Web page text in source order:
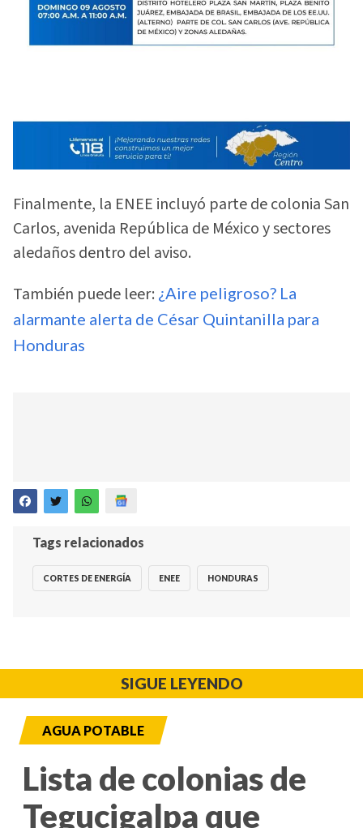
Finalmente, la ENEE incluyó parte de colonia San
Carlos, avenida República de México y sectores
aledaños dentro del aviso.
También puede leer: ¿Aire peligroso? La
alarmante alerta de César Quintanilla para
Honduras
Tags relacionados
CORTES DE ENERGÍA ENEE HONDURAS
SIGUE LEYENDO
AGUA POTABLE
Lista de colonias de
Tegucigalpa que